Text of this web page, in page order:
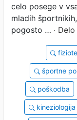
celo posege v
mladih
pogosto … · Delo
športne
poškodba
kineziologija